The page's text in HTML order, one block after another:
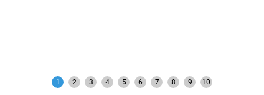
1 2 3 4 5 6 7 8 9 10